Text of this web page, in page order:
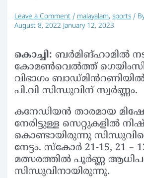
Leave a Comment /malayalam,sports /
August 8, 2022 January 12, 2023
കൊച്ചി:ബർമിങ്ഹാമിൽ
കോമൺവെൽത്ത്
വിഭാഗം
പി.വി സിന്ധുവിന് സ്വർണ്ണം.
കനേഡിയൻ താരമായ
നേരിട്ടുള്ള സെറ്റുകളിൽ
കൊണ്ടായിരുന്നു
നേട്ടം. സ്കോർ 21-15, 21 –
മത്സരത്തിൽ പൂർണ്ണ
സിന്ധുവിനായിരുന്നു.